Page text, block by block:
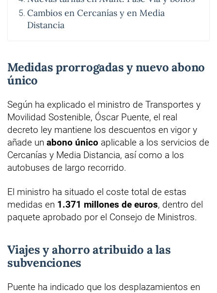
Cambios en Cercanías y en Media
Distancia
Medidas prorrogadas y nuevo abono
único
Según ha explicado el ministro de Transportes y
Movilidad Sostenible, Óscar Puente, el real
decreto ley mantiene los descuentos en vigor y
añade un abono único aplicable a los servicios de
Cercanías y Media Distancia, así como a los
autobuses de largo recorrido.
El ministro ha situado el coste total de estas
medidas en 1.371 millones de euros, dentro del
paquete aprobado por el Consejo de Ministros.
Viajes y ahorro atribuido a las
subvenciones
Puente ha indicado que los desplazamientos en